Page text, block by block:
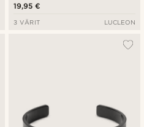
19,95 €
3 VÄRIT LUCLEON